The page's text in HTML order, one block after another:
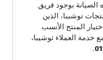
الصيانة بوجود فريق
توشيبا، الذين
المنتج الأنسب
خدمة العملاء توشيبا،
.